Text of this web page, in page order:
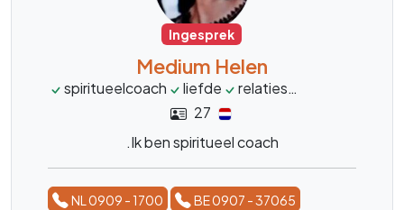
Ingesprek
Medium Helen
spiritueelcoach liefde relaties
27
.Ik ben spiritueel coach
NL 0909 - 1700
BE 0907 - 37065